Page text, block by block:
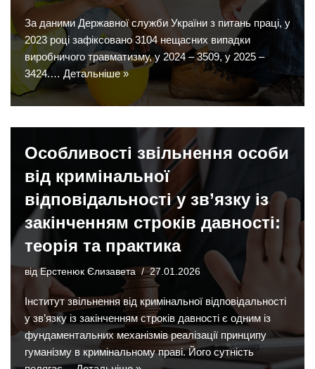
За даними Державної служби України з питань праці, у
2023 році зафіксовано 3104 нещасних випадки
виробничого травматизму, у 2024 – 3509, у 2025 –
3424.… Детальніше »
Особливості звільнення особи
від кримінальної
відповідальності у зв’язку із
закінченням строків давності:
теорія та практика
відЕрстенюк Єлизавета 27.01.2026
Інститут звільнення від кримінальної відповідальності
у зв’язку із закінченням строків давності є одним із
фундаментальних механізмів реалізації принципу
гуманізму в кримінальному праві. Його сутність